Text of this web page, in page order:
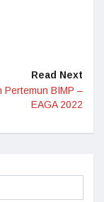
Read Next
Pertemun BIMP –
EAGA 2022